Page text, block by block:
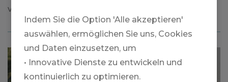
verbessert und dich auf das nächste Level bringt.
GOLF-GRUPPENREISE SKANDINAVIEN
MIT PGA PRO CHRISTOPH KNAPP
Indem Sie die Option 'Alle akzeptieren'
auswählen, ermöglichen Sie uns, Cookies
und Daten einzusetzen, um
• Innovative Dienste zu entwickeln und
kontinuierlich zu optimieren.